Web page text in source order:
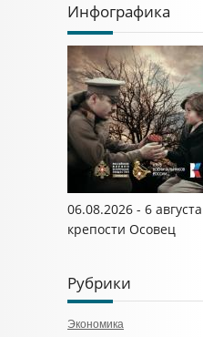
Инфографика
06.08.2026 - 6
крепости Осовец
Рубрики
Экономика